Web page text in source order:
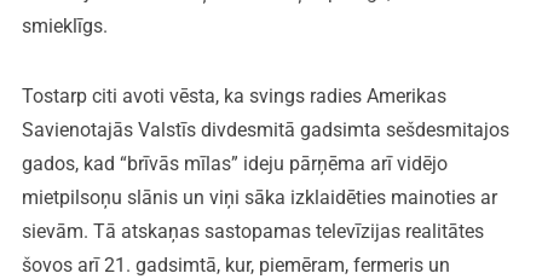
smieklīgs.
Tostarp citi avoti vēsta, ka svings radies Amerikas
Savienotajās Valstīs divdesmitā gadsimta sešdesmitajos
gados, kad “brīvās mīlas” ideju pārņēma arī vidējo
mietpilsoņu slānis un viņi sāka izklaidēties mainoties ar
sievām. Tā atskaņas sastopamas televīzijas realitātes
šovos arī 21. gadsimtā, kur, piemēram, fermeris un